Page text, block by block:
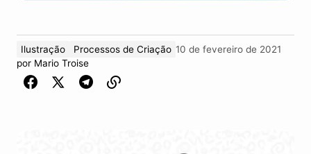
Ilustração Processos de Criação 10 de fevereiro de 2021
por Mario Troise